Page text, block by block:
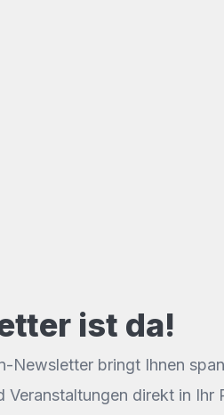
ist da!
Newsletter bringt Ihnen
direkt in